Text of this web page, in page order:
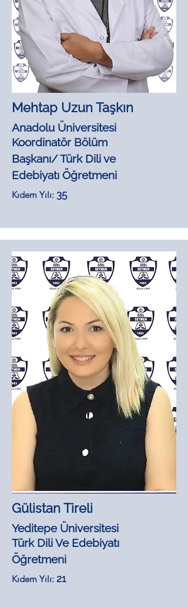
Mehtap Uzun Taşkın
Anadolu Üniversitesi
Koordinatör Bölüm
Başkanı/ Türk Dili ve
Edebiyatı Öğretmeni
Kıdem Yılı: 35
Gülistan Tireli
Yeditepe Üniversitesi
Türk Dili Ve Edebiyatı
Öğretmeni
Kıdem Yılı: 21